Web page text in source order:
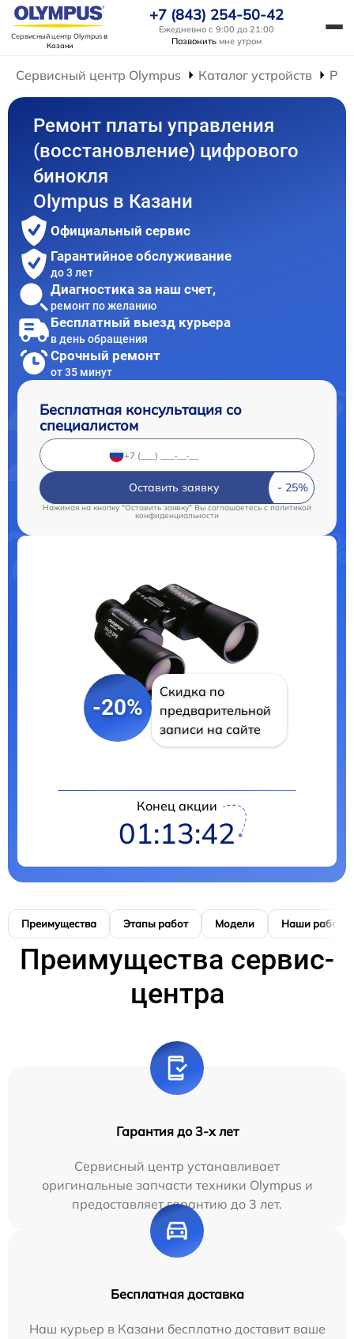
Сервисный центр Olympusв
Казани
+7 (843) 254-50-42
Ежедневно с 9:00 до 21:00
Позвонить мне утром
Сервисный центр Olympus Каталог устройств
Ремонт платы управления
(восстановление) цифрового
бинокля
Olympus в Казани
Официальный сервис
Гарантийное обслуживание
до 3 лет
Диагностика за наш счет,
ремонт по желанию
Бесплатный выезд курьера
в день обращения
Срочный ремонт
от 35 минут
Бесплатная консультация со
специалистом
Оставить заявку
Нажимая на кнопку "Оставить заявку" Вы соглашаетесь c политикой
конфиденциальности
-20%
Скидка по
предварительной
записи на сайте
Конец акции
01:13:41
Преимущества Этапы работ Модели Наши работы
Преимущества сервис-
центра
Гарантия до 3-х лет
Сервисный центр устанавливает
оригинальные запчасти техники Olympus и
предоставляет гарантию до 3 лет.
Бесплатная доставка
Наш курьер в Казани бесплатно доставит ваше